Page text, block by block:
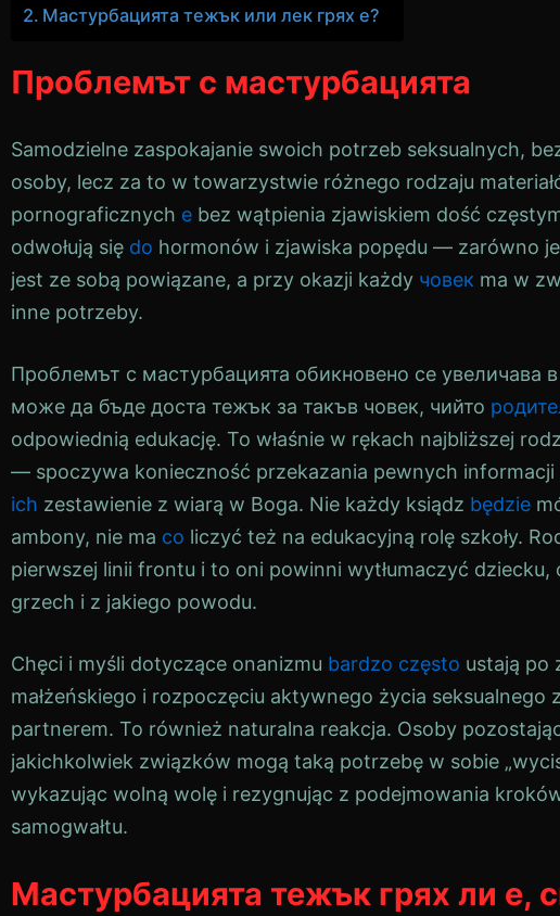
Мастурбацията тежък или лек грях е?
Проблемът с мастурбацията
Samodzielne zaspokajanie swoich potrzeb seksualnych,
osoby, lecz za to w towarzystwie różnego rodzaju
pornograficznych е bez wątpienia zjawiskiem dość
odwołują się do hormonów i zjawiska popędu — zarówno
jest ze sobą powiązane, a przy okazji każdy човек ma w
inne potrzeby.
Проблемът с мастурбацията обикновено се увеличава
може да бъде доста тежък за такъв човек, чийто
odpowiednią edukację. To właśnie w rękach najbliższej
— spoczywa konieczność przekazania pewnych
ich zestawienie z wiarą w Boga. Nie każdy ksiądz będzie
ambony, nie ma co liczyć też na edukacyjną rolę szkoły.
pierwszej linii frontu i to oni powinni wytłumaczyć dziecku,
grzech i z jakiego powodu.
Chęci i myśli dotyczące onanizmu bardzo często ustają po
małżeńskiego i rozpoczęciu aktywnego życia seksualnego
partnerem. To również naturalna reakcja. Osoby
jakichkolwiek związków mogą taką potrzebę w sobie
wykazując wolną wolę i rezygnując z podejmowania
samogwałtu.
Мастурбацията тежък грях ли е,